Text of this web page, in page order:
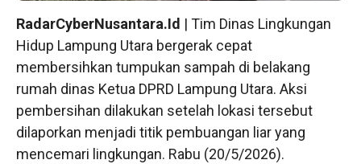
RadarCyberNusantara.Id | Tim Dinas Lingkungan
Hidup Lampung Utara bergerak cepat
membersihkan tumpukan sampah di belakang
rumah dinas Ketua DPRD Lampung Utara. Aksi
pembersihan dilakukan setelah lokasi tersebut
dilaporkan menjadi titik pembuangan liar yang
mencemari lingkungan. Rabu (20/5/2026).